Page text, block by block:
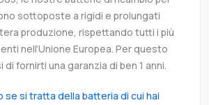
sottoposte a rigidi e prolungati
produzione, rispettando tutti i più
nell’Unione Europea. Per questo
fornirti una garanzia di ben 1 anni.
se si tratta della batteria di cui hai